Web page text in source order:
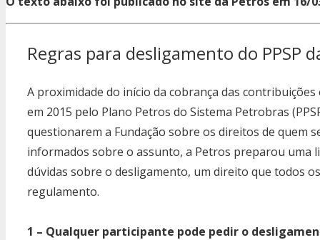
Regras para desligamento do PPSP
A proximidade do início da cobrança das
em 2015 pelo Plano Petros do Sistema Petrobras
questionarem a Fundação sobre os direitos de quem
informados sobre o assunto, a Petros preparou uma
dúvidas sobre o desligamento, um direito que todos
regulamento.
1 – Qualquer participante pode pedir o